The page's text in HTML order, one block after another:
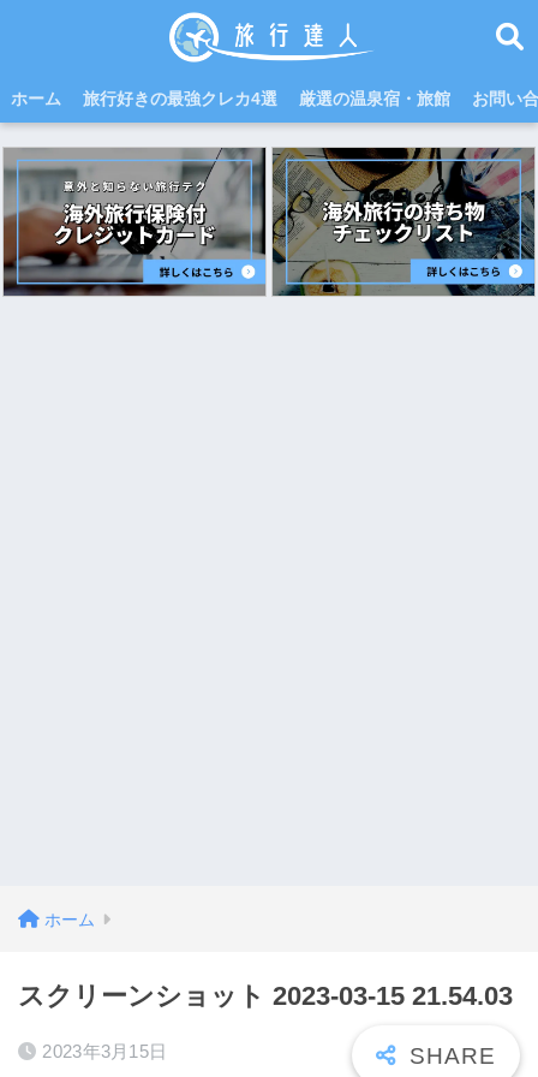
ホーム 旅行好きの最強クレカ4選 厳選の温泉宿・旅館 お問い
ホーム
スクリーンショット 2023-03-15 21.54.03
2023年3月15日